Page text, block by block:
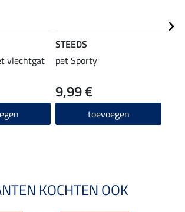
vlechtgat
STEEDS
pet Sporty
9,99 €
toevoegen
KOCHTEN OOK